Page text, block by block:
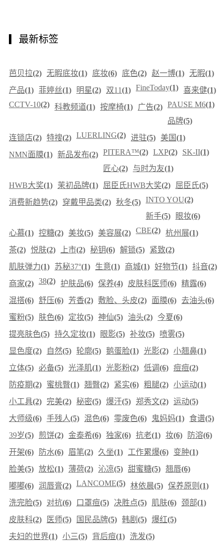
最新标签
芭贝拉(2) 无暇底妆(1) 底妆(6) 底色(2) 赵一博(1) 无暇(1)
产品(1) 菲婷丝(1) 明星(2) 双11(1) FineToday(1) 喜来健(1)
CCTV-10(2) 科教频道(1) 按摩椅(1) 广告(2) PAUSE M6(1)
品牌(5)
连锁店(2) 特搜(2) LUERLING(2) 进驻(5) 美国(1)
NMN面膜(1) 新品发布(2) PITERA™(2) LXP(2) SK-II(1)
匠心(2) 与时为友(1)
HWB大奖(1) 茉初品牌(1) 屈臣氏HWB大奖(2) 屈臣氏(5)
消费新趋势(2) 穿戴甲品类(2) 秋冬(5) INTO YOU(2)
新手(5) 眼妆(6)
心慕(1) 控糖(2) 美妆(5) 美容展(2) CBE(2) 杭州展(1)
茶(2) 悦肤(2) 上市(2) 秘钥(6) 解锁(5) 紧致(2)
肌肤弹力(1) 苏秘37°(1) 生意(1) 商城(1) 好物节(1) 抖音(2)
商家(2) 38(2) 护肤品(6) 保养(4) 皮肤科医师(6) 精露(6)
混搭(6) 舒压(6) 芳香(2) 敷脸、头皮(2) 面膜(6) 去油头(6)
蜜粉(5) 肤色(6) 定妆(5) 神仙(5) 油头(2) 今夏(6)
提亮肤色(5) 持久定妆(1) 眼影(5) 补妆(5) 喷雾(5)
显色度(2) 自然(5) 轮廓(5) 鹅蛋脸(1) 光影(2) 小翘鼻(1)
立体(5) 必备(5) 光泽肌(1) 光影粉(2) 低调(6) 痘痘(2)
防疫期(2) 蜜桃臀(1) 翘臀(2) 紧实(6) 粗腿(2) 小运动(1)
小工具(2) 完美(2) 秘密(5) 爆汗(5) 郑秀文(2) 运动(5)
大师级(6) 手残人(5) 混色(6) 零废色(6) 鬼妈妈(1) 食谱(5)
39岁(5) 煎饼(2) 金泰希(6) 独家(6) 抗老(1) 妆(6) 防溶(6)
开架(6) 防水(6) 眉笔(2) 久坐(1) 工作累爆(6) 变肿(1)
脸美(5) 放松(1) 薄荷(2) 沁凉(5) 甜蜜糖(5) 翘唇(6)
嘟嘟(6) 润唇膏(2) LANCOME(5) 林依晨(5) 保养原则 (1)
洗完脸(5) 对抗(6) 口罩痘(5) 决胜点(5) 肌肤(6) 颈部(1)
皮肤科(2) 医师(5) 国民品牌(5) 韩剧 (5) 爆红(5)
夫妇的世界(1) 小三(5) 背后痘(1) 洗发(5)